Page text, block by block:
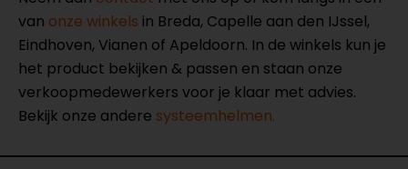
van onze winkels in Breda, Capelle aan den IJssel,
Eindhoven, Vianen of Apeldoorn. In de winkels kun je
het product bekijken & passen en staan onze
verkoopmedewerkers voor je klaar met advies.
Bekijk onze andere systeemhelmen.